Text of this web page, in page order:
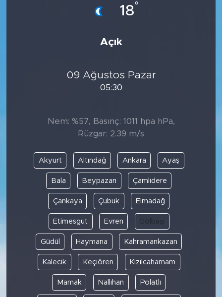
18°
Açık
09 Ağustos Pazar
05:30
Nem: %57, Basınç: 1011 hpa hPa,
Rüzgar: 2.39 m/s
Akyurt Altındağ Ankara Ayaş
Bala Beypazarı Çamlıdere
Çankaya Çubuk Elmadağ
Etimesgut Evren Gölbaşı
Güdül Haymana Kahramankazan
Kalecik Keçiören Kızılcahamam
Mamak Nallıhan Polatlı
POLİTİKA
EKONOMİ
KÜLTÜR SANAT
YAŞAM
TARİHTEN GÜNÜMÜZE